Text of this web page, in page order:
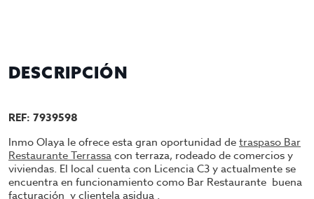
DESCRIPCIÓN
REF: 7939598
Inmo Olaya le ofrece esta gran oportunidad detraspaso Bar
Restaurante Terrassacon terraza, rodeado de comercios y
viviendas. El local cuenta con Licencia C3 y actualmente se
encuentra en funcionamiento como Bar Restaurante buena
facturación y clientela asidua .